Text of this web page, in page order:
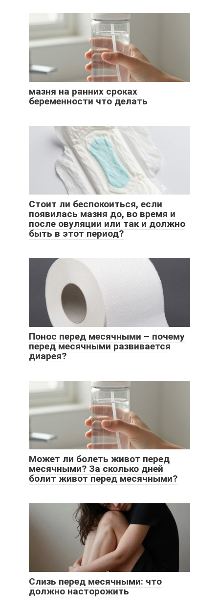
мазня на ранних сроках
беременности что делать
Стоит ли беспокоиться, если
появилась мазня до, во время и
после овуляции или так и должно
быть в этот период?
Понос перед месячными – почему
перед месячными развивается
диарея?
Может ли болеть живот перед
месячными? За сколько дней
болит живот перед месячными?
Слизь перед месячными: что
должно насторожить